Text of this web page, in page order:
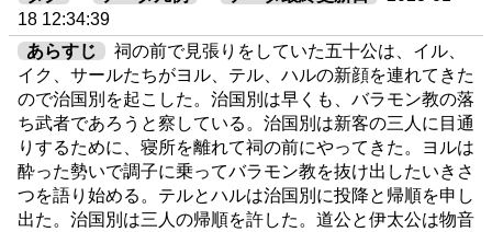
18 12:34:39
あらすじ
祠の前で見張りをしていた五十公は、イル、
イク、サールたちがヨル、テル、ハルの新顔を連れてきた
ので治国別を起こした。治国別は早くも、バラモン教の落
ち武者であろうと察している。治国別は新客の三人に目通
りするために、寝所を離れて祠の前にやってきた。ヨルは
酔った勢いで調子に乗ってバラモン教を抜け出したいきさ
つを語り始める。テルとハルは治国別に投降と帰順を申し
出た。治国別は三人の帰順を許した。道公と伊太公は物音